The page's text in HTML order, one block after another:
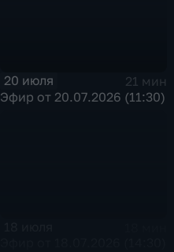
20 июля
21 мин
Эфир от 20.07.2026 (11:30)